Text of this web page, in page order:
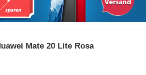
Mate 20 Lite Rosa